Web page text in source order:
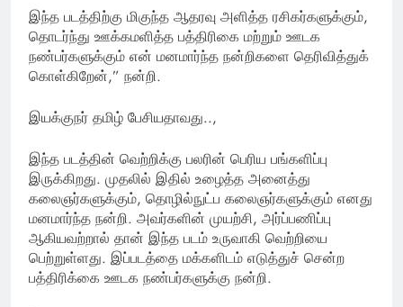
இந்த படத்திற்கு மிகுந்த ஆதரவு அளித்த ரசிகர்களுக்கும்,
தொடர்ந்து ஊக்கமளித்த பத்திரிகை மற்றும் ஊடக
நண்பர்களுக்கும் என் மனமார்ந்த நன்றிகளை தெரிவித்துக்
கொள்கிறேன்,” நன்றி.
இயக்குநர் தமிழ் பேசியதாவது..,
இந்த படத்தின் வெற்றிக்கு பலரின் பெரிய பங்களிப்பு
இருக்கிறது. முதலில் இதில் உழைத்த அனைத்து
கலைஞர்களுக்கும், தொழில்நுட்ப கலைஞர்களுக்கும் எனது
மனமார்ந்த நன்றி. அவர்களின் முயற்சி, அர்ப்பணிப்பு
ஆகியவற்றால் தான் இந்த படம் உருவாகி வெற்றியை
பெற்றுள்ளது. இப்படத்தை மக்களிடம் எடுத்துச் சென்ற
பத்திரிக்கை ஊடக நண்பர்களுக்கு நன்றி.